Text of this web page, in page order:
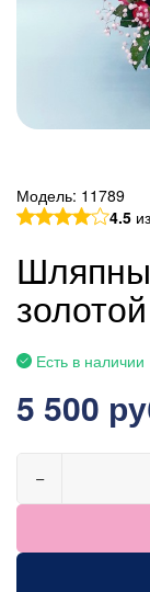
Модель: 11789
4.5
Есть в наличии
5 500
−